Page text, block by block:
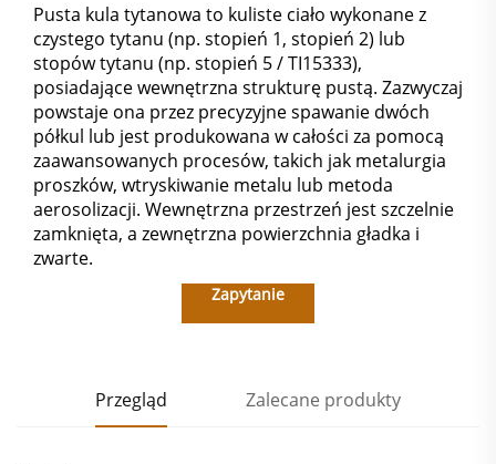
Pusta kula tytanowa to kuliste ciało wykonane z
czystego tytanu (np. stopień 1, stopień 2) lub
stopów tytanu (np. stopień 5 / TI15333),
posiadające wewnętrzna strukturę pustą. Zazwyczaj
powstaje ona przez precyzyjne spawanie dwóch
półkul lub jest produkowana w całości za pomocą
zaawansowanych procesów, takich jak metalurgia
proszków, wtryskiwanie metalu lub metoda
aerosolizacji. Wewnętrzna przestrzeń jest szczelnie
zamknięta, a zewnętrzna powierzchnia gładka i
zwarte.
Zapytanie
Przegląd Zalecane produkty